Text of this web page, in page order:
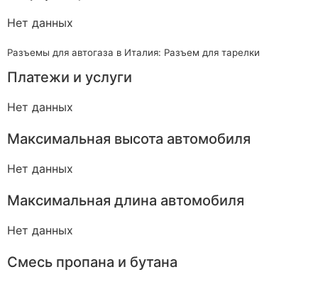
Нет данных
Разъемы для автогаза в Италия: Разъем для тарелки
Платежи и услуги
Нет данных
Максимальная высота автомобиля
Нет данных
Максимальная длина автомобиля
Нет данных
Смесь пропана и бутана